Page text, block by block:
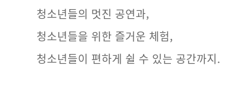
청소년들의 멋진 공연과,
청소년들을 위한 즐거운 체험,
청소년들이 편하게 쉴 수 있는 공간까지.